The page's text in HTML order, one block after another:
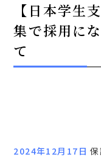
【日本学生
集で採用に
て
2024年12月17日